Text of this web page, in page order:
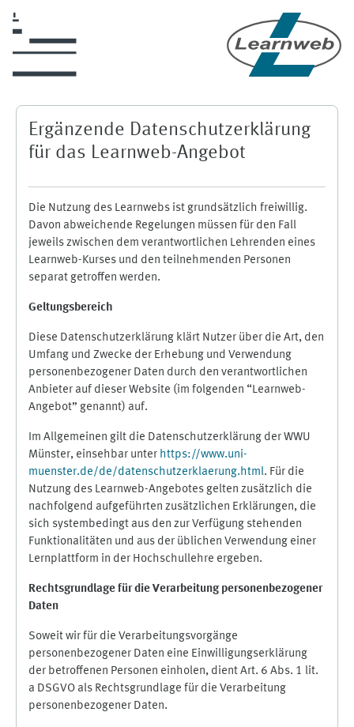
Ergänzende Datenschutzerklärung
für das Learnweb-Angebot
Die Nutzung des Learnwebs ist grundsätzlich freiwillig.
Davon abweichende Regelungen müssen für den Fall
jeweils zwischen dem verantwortlichen Lehrenden eines
Learnweb-Kurses und den teilnehmenden Personen
separat getroffen werden.
Geltungsbereich
Diese Datenschutzerklärung klärt Nutzer über die Art, den
Umfang und Zwecke der Erhebung und Verwendung
personenbezogener Daten durch den verantwortlichen
Anbieter auf dieser Website (im folgenden “Learnweb-
Angebot” genannt) auf.
Im Allgemeinen gilt die Datenschutzerklärung der WWU
Münster, einsehbar unter https://www.uni-
muenster.de/de/datenschutzerklaerung.html. Für die
Nutzung des Learnweb-Angebotes gelten zusätzlich die
nachfolgend aufgeführten zusätzlichen Erklärungen, die
sich systembedingt aus den zur Verfügung stehenden
Funktionalitäten und aus der üblichen Verwendung einer
Lernplattform in der Hochschullehre ergeben.
Rechtsgrundlage für die Verarbeitung personenbezogener
Daten
Soweit wir für die Verarbeitungsvorgänge
personenbezogener Daten eine Einwilligungserklärung
der betroffenen Personen einholen, dient Art. 6 Abs. 1 lit.
a DSGVO als Rechtsgrundlage für die Verarbeitung
personenbezogener Daten.